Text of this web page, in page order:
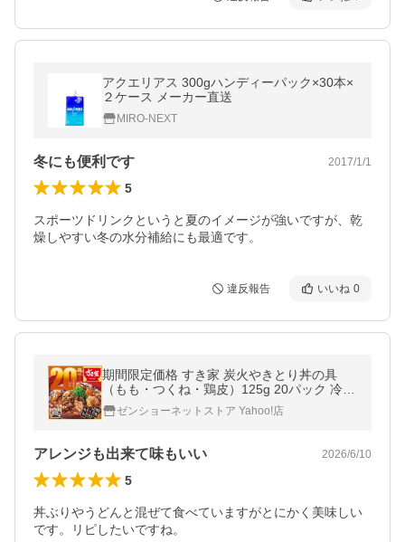
アクエリアス 300gハンディーパック×30本×
２ケース メーカー直送
MIRO-NEXT
冬にも便利です 2017/1/1
5
スポーツドリンクというと夏のイメージが強いですが、乾
燥しやすい冬の水分補給にも最適です。
違反報告 いいね 0
期間限定価格 すき家 炭火やきとり丼の具
（もも・つくね・鶏皮）125g 20パック 冷凍
食品 焼き鳥 送料無料
ゼンショーネットストア Yahoo!店
アレンジも出来て味もいい 2026/6/10
5
丼ぶりやうどんと混ぜて食べていますがとにかく美味しい
です。リピしたいですね。